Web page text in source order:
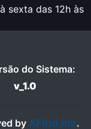
sexta das 12h às
do Sistema:
v_1.0
by XFind.inc.